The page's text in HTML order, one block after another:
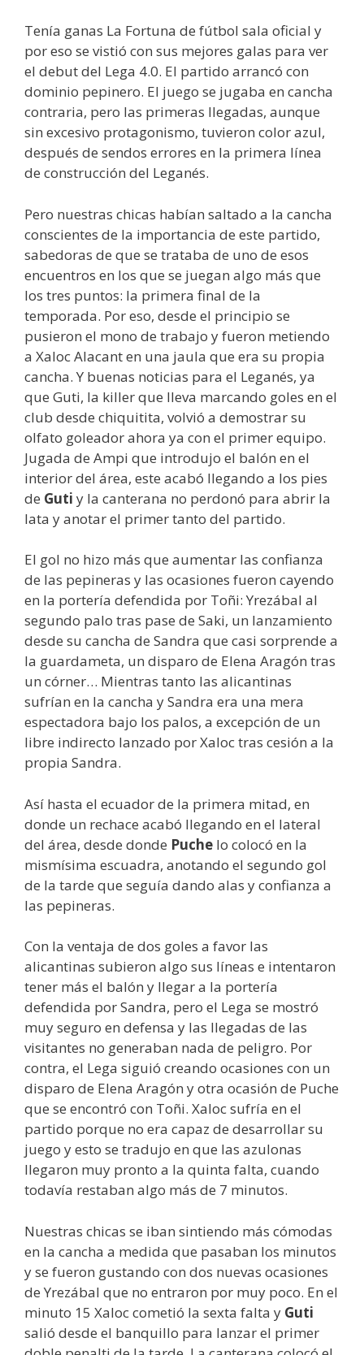
Tenía ganas La Fortuna de fútbol sala oficial y
por eso se vistió con sus mejores galas para ver
el debut del Lega 4.0. El partido arrancó con
dominio pepinero. El juego se jugaba en cancha
contraria, pero las primeras llegadas, aunque
sin excesivo protagonismo, tuvieron color azul,
después de sendos errores en la primera línea
de construcción del Leganés.
Pero nuestras chicas habían saltado a la cancha
conscientes de la importancia de este partido,
sabedoras de que se trataba de uno de esos
encuentros en los que se juegan algo más que
los tres puntos: la primera final de la
temporada. Por eso, desde el principio se
pusieron el mono de trabajo y fueron metiendo
a Xaloc Alacant en una jaula que era su propia
cancha. Y buenas noticias para el Leganés, ya
que Guti, la killer que lleva marcando goles en el
club desde chiquitita, volvió a demostrar su
olfato goleador ahora ya con el primer equipo.
Jugada de Ampi que introdujo el balón en el
interior del área, este acabó llegando a los pies
de Guti y la canterana no perdonó para abrir la
lata y anotar el primer tanto del partido.
El gol no hizo más que aumentar las confianza
de las pepineras y las ocasiones fueron cayendo
en la portería defendida por Toñi: Yrezábal al
segundo palo tras pase de Saki, un lanzamiento
desde su cancha de Sandra que casi sorprende a
la guardameta, un disparo de Elena Aragón tras
un córner… Mientras tanto las alicantinas
sufrían en la cancha y Sandra era una mera
espectadora bajo los palos, a excepción de un
libre indirecto lanzado por Xaloc tras cesión a la
propia Sandra.
Así hasta el ecuador de la primera mitad, en
donde un rechace acabó llegando en el lateral
del área, desde donde Puche lo colocó en la
mismísima escuadra, anotando el segundo gol
de la tarde que seguía dando alas y confianza a
las pepineras.
Con la ventaja de dos goles a favor las
alicantinas subieron algo sus líneas e intentaron
tener más el balón y llegar a la portería
defendida por Sandra, pero el Lega se mostró
muy seguro en defensa y las llegadas de las
visitantes no generaban nada de peligro. Por
contra, el Lega siguió creando ocasiones con un
disparo de Elena Aragón y otra ocasión de Puche
que se encontró con Toñi. Xaloc sufría en el
partido porque no era capaz de desarrollar su
juego y esto se tradujo en que las azulonas
llegaron muy pronto a la quinta falta, cuando
todavía restaban algo más de 7 minutos.
Nuestras chicas se iban sintiendo más cómodas
en la cancha a medida que pasaban los minutos
y se fueron gustando con dos nuevas ocasiones
de Yrezábal que no entraron por muy poco. En el
minuto 15 Xaloc cometió la sexta falta y Guti
salió desde el banquillo para lanzar el primer